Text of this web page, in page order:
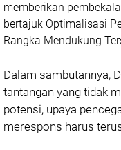
memberikan
bertajuk Optimalisasi
Rangka Mendukung
Dalam sambutannya,
tantangan yang tidak
potensi, upaya
merespons harus